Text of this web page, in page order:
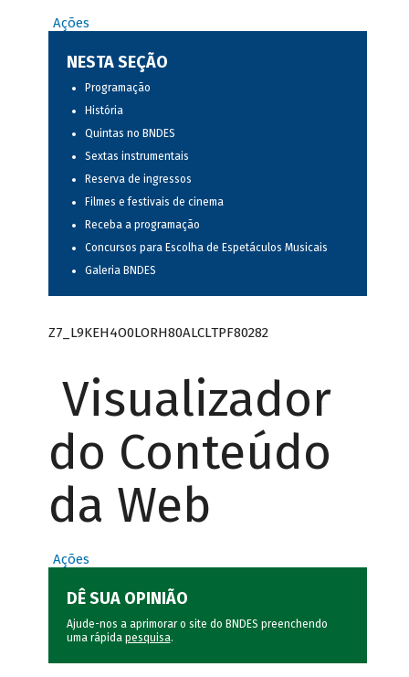
Ações
NESTA SEÇÃO
Programação
História
Quintas no BNDES
Sextas instrumentais
Reserva de ingressos
Filmes e festivais de cinema
Receba a programação
Concursos para Escolha de Espetáculos Musicais
Galeria BNDES
Z7_L9KEH4O0LORH80ALCLTPF80282
Visualizador
do Conteúdo
da Web
Ações
DÊ SUA OPINIÃO
Ajude-nos a aprimorar o site do BNDES preenchendo
uma rápida pesquisa.